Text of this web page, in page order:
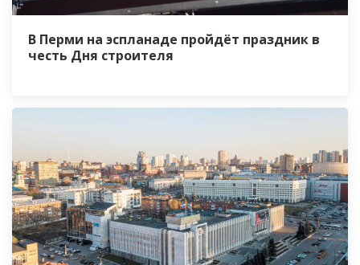
В Перми на эспланаде пройдёт праздник в
честь Дня строителя